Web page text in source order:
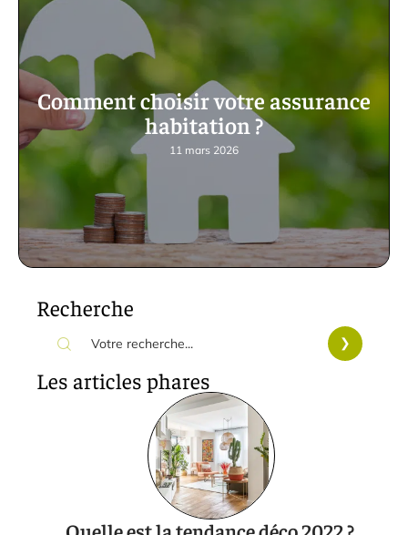
Comment choisir votre assurance
habitation ?
11 mars 2026
Recherche
Les articles phares